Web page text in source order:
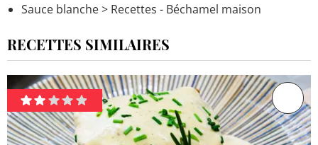
Sauce blanche> Recettes - Béchamel maison
RECETTES SIMILAIRES